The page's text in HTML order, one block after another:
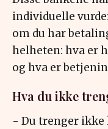
individuelle
om du har
helheten: hva er
og hva er
Hva du ikke
- Du trenger